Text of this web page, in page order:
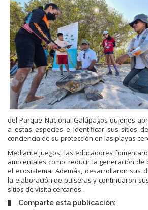
del Parque Nacional Galápagos quienes
a estas especies e identificar sus sitios
conciencia de su protección en las playas
Mediante juegos, las educadores
ambientales como: reducir la generación de
el ecosistema. Además, desarrollaron sus
la elaboración de pulseras y continuaron
sitios de visita cercanos.
Comparte esta publicación: